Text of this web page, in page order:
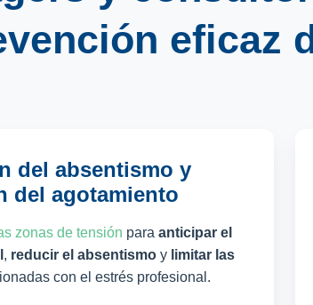
eficaz
del absentismo y
del agotamiento
zonas de tensión para anticipar el
, reducir el absentismoy limitar las
con el estrés profesional.